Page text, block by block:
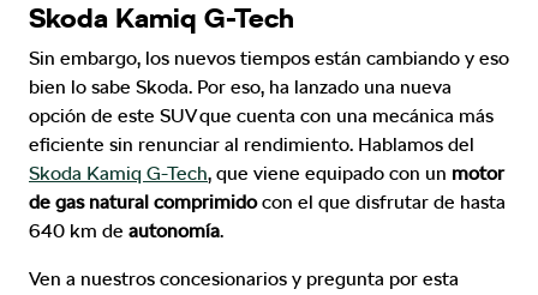
Skoda Kamiq G-Tech
Sin embargo, los nuevos tiempos están cambiando y eso
bien lo sabe Skoda. Por eso, ha lanzado una nueva
opción de este SUV que cuenta con una mecánica más
eficiente sin renunciar al rendimiento. Hablamos del
Skoda Kamiq G-Tech, que viene equipado con un motor
de gas natural comprimidocon el que disfrutar de hasta
640 km de autonomía.
Ven a nuestros concesionarios y pregunta por esta